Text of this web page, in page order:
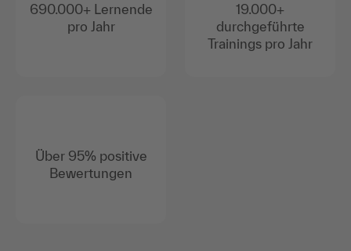
690.000+ Lernende
pro Jahr
Über 95% positive
Bewertungen
19.000+
durchgeführte
Trainings pro Jahr